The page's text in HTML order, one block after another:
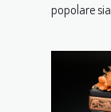
popolare